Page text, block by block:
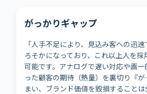
がっかりギャップ
「人手不足により、見込み客への迅
ろそかになっており、これ以上人を
可能です。アナログで遅い対応や画一
った顧客の期待（熱量）を裏切り『
まい、ブランド価値を毀損すること